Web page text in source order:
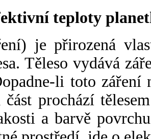
teploty
je přirozená
Těleso vydává
li toto záření
část prochází
a barvě